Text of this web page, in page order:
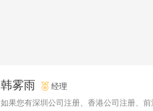
韩雾雨
经理
如果您有深圳公司注册、香港公司注册、